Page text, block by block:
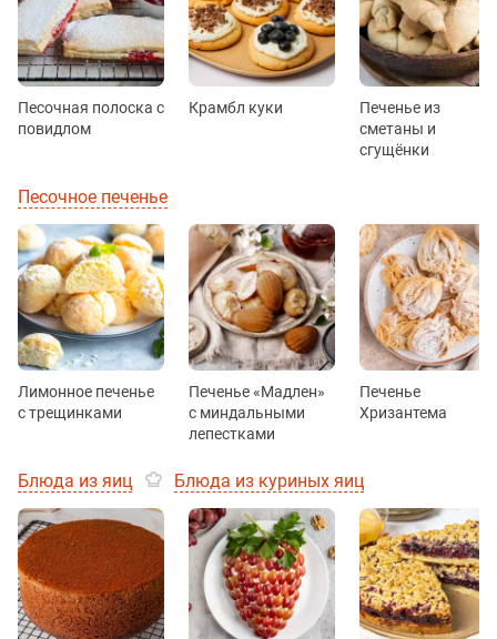
Песочная полоска с
повидлом
Крамбл куки
Печенье из
сметаны и
сгущёнки
Песочное печенье
Лимонное печенье
с трещинками
Печенье «Мадлен»
с миндальными
лепестками
Печенье
Хризантема
Блюда из яиц Блюда из куриных яиц